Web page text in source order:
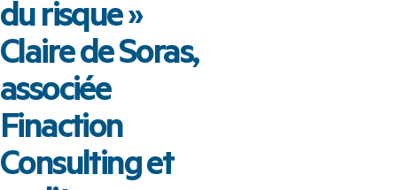
du risque »
Claire de Soras,
associée
Finaction
Consulting et